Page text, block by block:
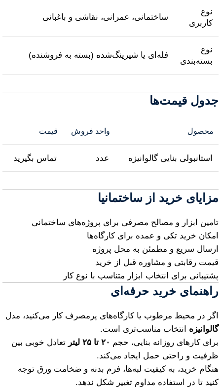
نوع
کاربری
ساختمانی، عمرانی، نقاشی و باغبانی
نوع
بسته‌بندی
فله‌ای یا شیرینگ‌شده (بسته به فروشنده)
جدول قیمت‌ها
محصول واحد فروش قیمت
استانبولی بنایی گالوانیزه عدد تماس بگیرید
مزایای خرید از ساختمانیا
تامین ابزار و مصالح مصرفی برای پروژه‌های ساختمانی
امکان خرید تکی و عمده برای کارگاه‌ها
ارسال سریع و مطمئن به محل پروژه
قیمت رقابتی و مشاوره قبل از خرید
پشتیبانی برای انتخاب ابزار متناسب با نوع کار
راهنمای خرید حرفه‌ای
اگر در محیط مرطوب یا کارگاه‌های پرمصرف کار می‌کنید، مدل
گالوانیزه انتخاب مناسب‌تری است.
برای کارهای روزانه بنایی، حجم ۲۰ تا ۲۵ لیتر
تعادل خوبی بین
ظرفیت و راحتی حمل ایجاد می‌کند.
هنگام خرید، به کیفیت لبه‌ها، فرم بدنه و ضخامت ورق توجه
کنید تا در استفاده مداوم تغییر شکل ندهد.